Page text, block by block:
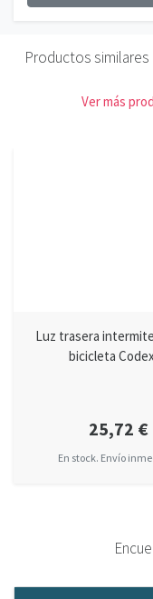
Productos similares
Ver más
Luz trasera
bicicleta
25,72 €
En stock. Envío